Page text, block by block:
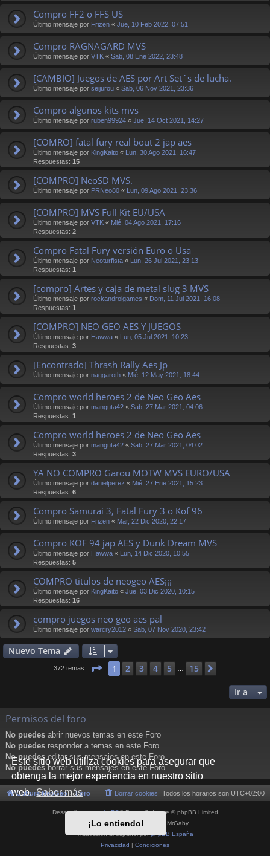
Este sitio web utiliza cookies para asegurar que
obtenga la mejor experiencia en nuestro sitio
web.Saber más
¡Lo entiendo!
Compro FF2 o FFS US
Último mensaje por Frizen « Jue, 10 Feb 2022, 07:51
Compro RAGNAGARD MVS
Último mensaje por VTK « Sab, 08 Ene 2022, 23:48
[CAMBIO] Juegos de AES por Art Set´s de lucha.
Último mensaje por seijurou « Sab, 06 Nov 2021, 23:36
Compro algunos kits mvs
Último mensaje por ruben99924 « Jue, 14 Oct 2021, 14:27
[COMRO] fatal fury real bout 2 jap aes
Último mensaje por KingKaito « Lun, 30 Ago 2021, 16:47
Respuestas: 15
[COMPRO] NeoSD MVS.
Último mensaje por PRNeo80 « Lun, 09 Ago 2021, 23:36
[COMPRO] MVS Full Kit EU/USA
Último mensaje por VTK « Mié, 04 Ago 2021, 17:16
Respuestas: 2
Compro Fatal Fury versión Euro o Usa
Último mensaje por Neoturfista « Lun, 26 Jul 2021, 23:13
Respuestas: 1
[compro] Artes y caja de metal slug 3 MVS
Último mensaje por rockandrolgames « Dom, 11 Jul 2021, 16:08
Respuestas: 1
[COMPRO] NEO GEO AES Y JUEGOS
Último mensaje por Hawwa « Lun, 05 Jul 2021, 10:23
Respuestas: 3
[Encontrado] Thrash Rally Aes Jp
Último mensaje por naggaroth « Mié, 12 May 2021, 18:44
Compro world heroes 2 de Neo Geo Aes
Último mensaje por manguta42 « Sab, 27 Mar 2021, 04:06
Respuestas: 1
Compro world heroes 2 de Neo Geo Aes
Último mensaje por manguta42 « Sab, 27 Mar 2021, 04:02
Respuestas: 3
YA NO COMPRO Garou MOTW MVS EURO/USA
Último mensaje por danielperez « Mié, 27 Ene 2021, 15:23
Respuestas: 6
Compro Samurai 3, Fatal Fury 3 o Kof 96
Último mensaje por Frizen « Mar, 22 Dic 2020, 22:17
Compro KOF 94 jap AES y Dunk Dream MVS
Último mensaje por Hawwa « Lun, 14 Dic 2020, 10:55
Respuestas: 5
COMPRO titulos de neogeo AES¡¡¡
Último mensaje por KingKaito « Jue, 03 Dic 2020, 10:15
Respuestas: 16
compro juegos neo geo aes pal
Último mensaje por warcry2012 « Sab, 07 Nov 2020, 23:42
Nuevo Tema
372 temas Página de 15
1 2 3 4 5 … 15
Ir a
Permisos del foro
No puedes abrir nuevos temas en este Foro
No puedes responder a temas en este Foro
No puedes editar sus mensajes en este Foro
No puedesborrar sus mensajes en este Foro
Cultura NeoGeo Foro Todos los horarios son UTC+02:00
Borrar cookies
Desarrollado porphpBB® Forum Software © phpBB Limited
Style porArty- phpBB 3.3 por MrGaby
Traducción al español porphpBB España
Privacidad
Condiciones